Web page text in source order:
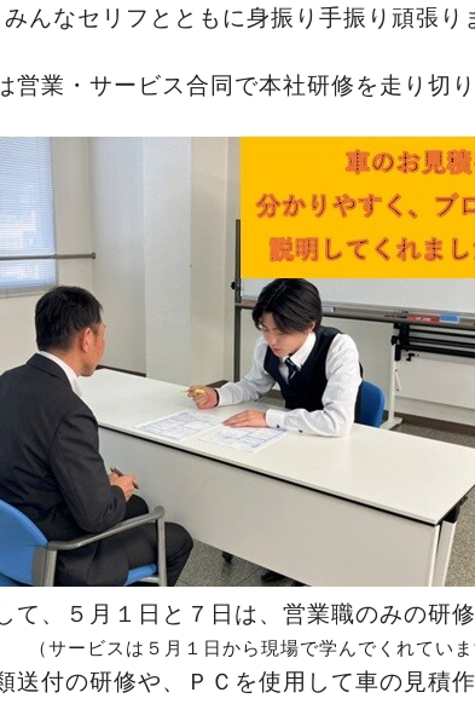
んなセリフとともに身振り手振り頑張り
営業・サービス合同で本社研修を走り切
て、５月１日と７日は、営業職のみの研修
（サービスは５月１日から現場で学んでくれていま
送付の研修や、ＰＣを使用して車の見積作